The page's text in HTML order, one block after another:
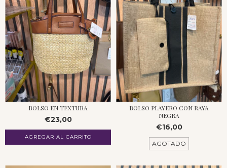
BOLSO EN TEXTURA
€23,00
BOLSO PLAYERO CON RAYA
NEGRA
€16,00
AGOTADO